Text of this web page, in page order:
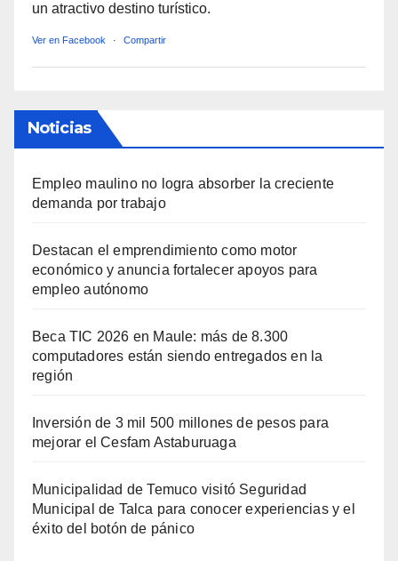
un atractivo destino turístico.
Ver en Facebook · Compartir
Noticias
Empleo maulino no logra absorber la creciente
demanda por trabajo
Destacan el emprendimiento como motor
económico y anuncia fortalecer apoyos para
empleo autónomo
Beca TIC 2026 en Maule: más de 8.300
computadores están siendo entregados en la
región
Inversión de 3 mil 500 millones de pesos para
mejorar el Cesfam Astaburuaga
Municipalidad de Temuco visitó Seguridad
Municipal de Talca para conocer experiencias y el
éxito del botón de pánico